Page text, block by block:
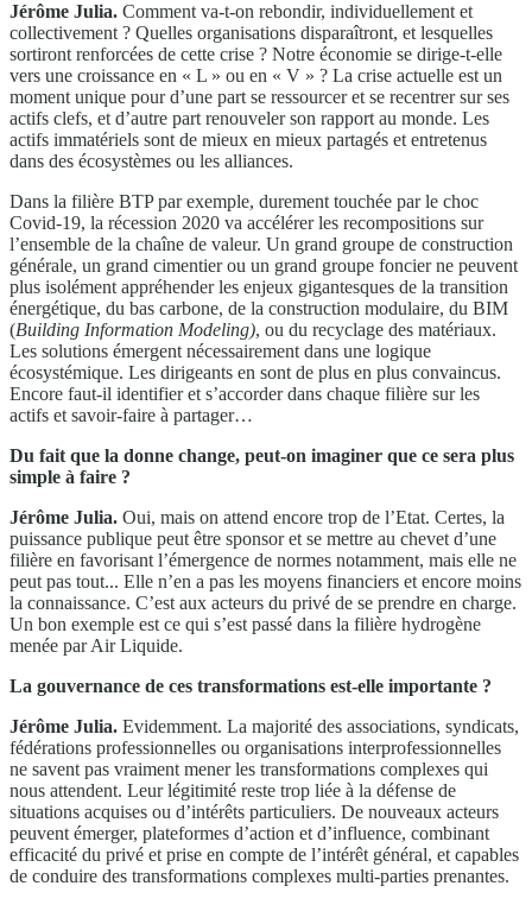
Jérôme Julia. Comment va-t-on rebondir, individuellement et
collectivement ? Quelles organisations disparaîtront, et lesquelles
sortiront renforcées de cette crise ? Notre économie se dirige-t-elle
vers une croissance en « L » ou en « V » ? La crise actuelle est un
moment unique pour d’une part se ressourcer et se recentrer sur ses
actifs clefs, et d’autre part renouveler son rapport au monde. Les
actifs immatériels sont de mieux en mieux partagés et entretenus
dans des écosystèmes ou les alliances.
Dans la filière BTP par exemple, durement touchée par le choc
Covid-19, la récession 2020 va accélérer les recompositions sur
l’ensemble de la chaîne de valeur. Un grand groupe de construction
générale, un grand cimentier ou un grand groupe foncier ne peuvent
plus isolément appréhender les enjeux gigantesques de la transition
énergétique, du bas carbone, de la construction modulaire, du BIM
(Building Information Modeling), ou du recyclage des matériaux.
Les solutions émergent nécessairement dans une logique
écosystémique. Les dirigeants en sont de plus en plus convaincus.
Encore faut-il identifier et s’accorder dans chaque filière sur les
actifs et savoir-faire à partager…
Du fait que la donne change, peut-on imaginer que ce sera plus
simple à faire ?
Jérôme Julia. Oui, mais on attend encore trop de l’Etat. Certes, la
puissance publique peut être sponsor et se mettre au chevet d’une
filière en favorisant l’émergence de normes notamment, mais elle ne
peut pas tout... Elle n’en a pas les moyens financiers et encore moins
la connaissance. C’est aux acteurs du privé de se prendre en charge.
Un bon exemple est ce qui s’est passé dans la filière hydrogène
menée par Air Liquide.
La gouvernance de ces transformations est-elle importante ?
Jérôme Julia. Evidemment. La majorité des associations, syndicats,
fédérations professionnelles ou organisations interprofessionnelles
ne savent pas vraiment mener les transformations complexes qui
nous attendent. Leur légitimité reste trop liée à la défense de
situations acquises ou d’intérêts particuliers. De nouveaux acteurs
peuvent émerger, plateformes d’action et d’influence, combinant
efficacité du privé et prise en compte de l’intérêt général, et capables
de conduire des transformations complexes multi-parties prenantes.